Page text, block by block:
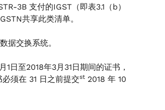
3B 支付的IGST（即表3.1（b）
共享此类清单。
据交换系统。
日至2018年3月31日期间的证书，
须在 31 日之前提交st 2018 年 10